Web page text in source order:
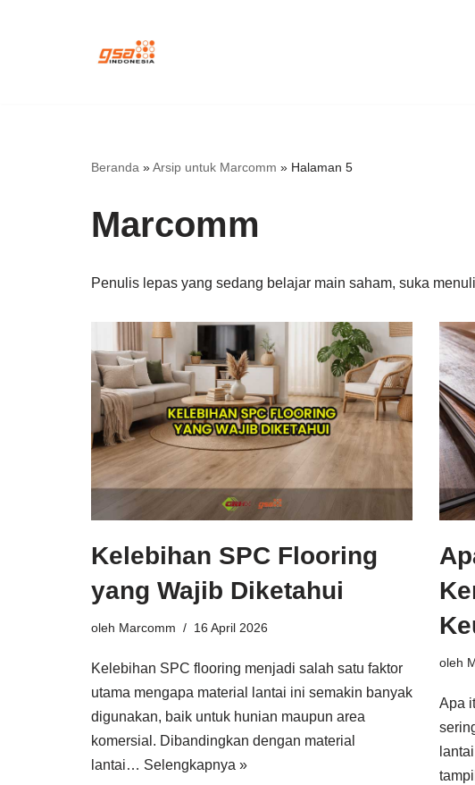
Beranda »Arsip untuk Marcomm » Halaman 5
Marcomm
Penulis lepas yang sedang belajar main saham, suka
Kelebihan SPC Flooring
yang Wajib Diketahui
oleh Marcomm 16 April 2026
Kelebihan SPC flooring menjadi salah satu faktor
utama mengapa material lantai ini semakin banyak
digunakan, baik untuk hunian maupun area
komersial. Dibandingkan dengan material
lantai… Selengkapnya »
oleh
Apa